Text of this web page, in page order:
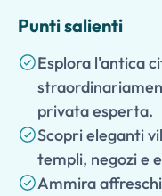
Punti salienti
Esplora l'antica
privata esperta.
Scopri eleganti
templi, negozi e
Ammira